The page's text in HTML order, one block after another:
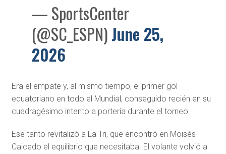
— SportsCenter
(@SC_ESPN)June 25,
2026
Era el empate y, al mismo tiempo, el primer gol
ecuatoriano en todo el Mundial, conseguido recién en su
cuadragésimo intento a portería durante el torneo.
Ese tanto revitalizó a La Tri, que encontró en Moisés
Caicedo el equilibrio que necesitaba. El volante volvió a